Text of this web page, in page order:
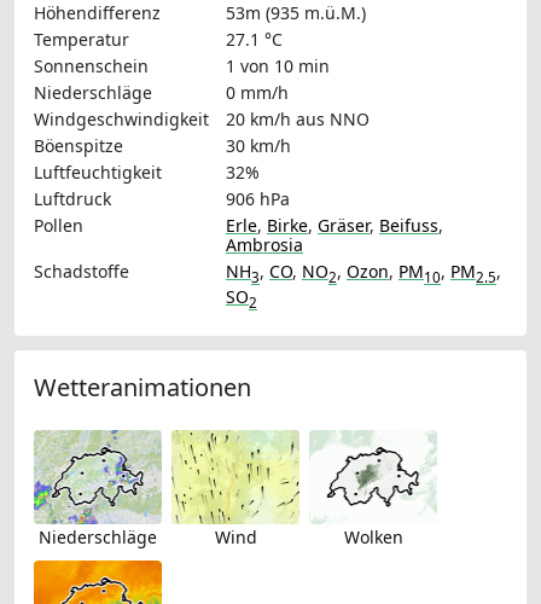
Höhendifferenz
53m (935 m.ü.M.)
Temperatur
27.1 °C
Sonnenschein
1 von 10 min
Niederschläge
0 mm/h
Windgeschwindigkeit
20 km/h aus NNO
Böenspitze
30 km/h
Luftfeuchtigkeit
32%
Luftdruck
906 hPa
Pollen
Erle, Birke, Gräser, Beifuss,
Ambrosia
Schadstoffe
NH3, CO, NO2, Ozon, PM10, PM2.5,
SO2
Wetteranimationen
Niederschläge Wind Wolken